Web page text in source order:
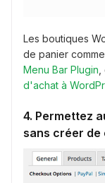
Les boutiques
de panier
Menu Bar Plugin
d'achat à
4. Permettez
sans créer de